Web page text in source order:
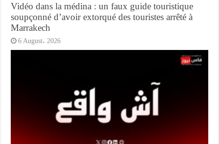
Vidéo dans la médina : un faux guide touristique
soupçonné d’avoir extorqué des touristes arrêté à
Marrakech
6 August، 2026